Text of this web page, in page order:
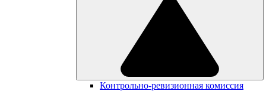
Контрольно-ревизионная комиссия